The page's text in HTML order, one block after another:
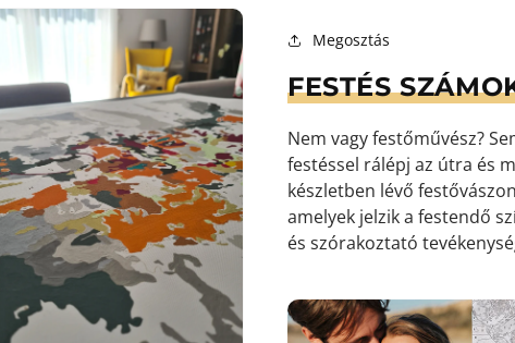
10.
médiafájl
megnyitása
galérianézetben
Megosztás
FESTÉS
Nem vagy festőművész?
festéssel rálépj az útra és
készletben lévő
amelyek jelzik a festendő
és szórakoztató